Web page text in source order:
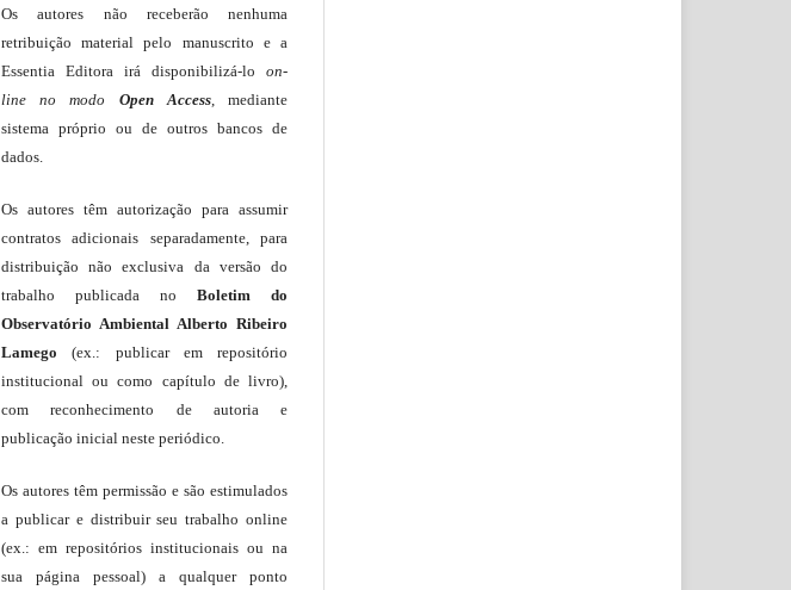
Os autores não receberão nenhuma
retribuição material pelo manuscrito e a
Essentia Editora irá disponibilizá-lo on-
line
no modo Open Access, mediante
sistema próprio ou de outros bancos de
dados.
Os autores têm autorização para assumir
contratos adicionais separadamente, para
distribuição não exclusiva da versão do
trabalho publicada no Boletim do
Observatório Ambiental Alberto Ribeiro
Lamego (ex.: publicar em repositório
institucional ou como capítulo de livro),
com reconhecimento de autoria e
publicação inicial neste periódico.
Os autores têm permissão e são estimulados
a publicar e distribuir seu trabalho online
(ex.: em repositórios institucionais ou na
sua página pessoal) a qualquer ponto